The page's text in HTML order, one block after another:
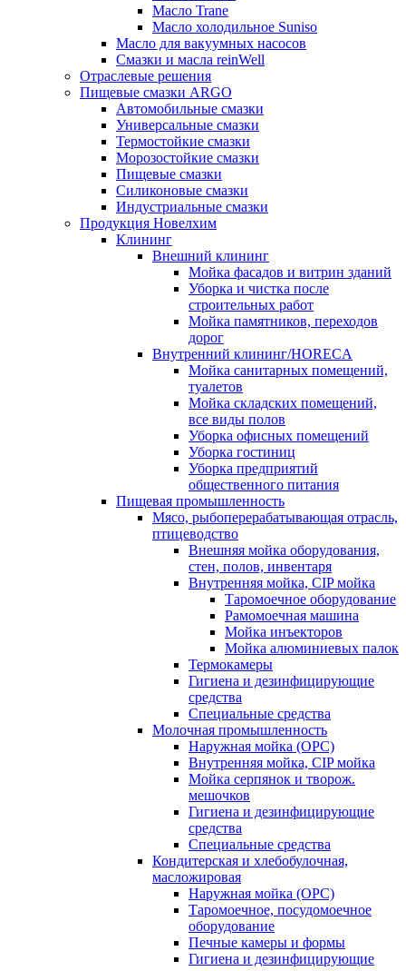
Масло Trane
Масло холодильное Suniso
Масло для вакуумных насосов
Смазки и масла reinWell
Отраслевые решения
Пищевые смазки ARGO
Автомобильные смазки
Универсальные смазки
Термостойкие смазки
Морозостойкие смазки
Пищевые смазки
Силиконовые смазки
Индустриальные смазки
Продукция Новелхим
Клининг
Внешний клининг
Мойка фасадов и витрин зданий
Уборка и чистка после
строительных работ
Мойка памятников, переходов
дорог
Внутренний клининг/HORECA
Мойка санитарных помещений,
туалетов
Мойка складских помещений,
все виды полов
Уборка офисных помещений
Уборка гостиниц
Уборка предприятий
общественного питания
Пищевая промышленность
Мясо, рыбоперерабатывающая отрасль,
птицеводство
Внешняя мойка оборудования,
стен, полов, инвентаря
Внутренняя мойка, CIP мойка
Таромоечное оборудование
Рамомоечная машина
Мойка инъекторов
Мойка алюминиевых палок
Термокамеры
Гигиена и дезинфицирующие
средства
Специальные средства
Молочная промышленность
Наружная мойка (ОРС)
Внутренняя мойка, CIP мойка
Мойка серпянок и творож.
мешочков
Гигиена и дезинфицирующие
средства
Специальные средства
Кондитерская и хлебобулочная,
масложировая
Наружная мойка (ОРС)
Таромоечное, посудомоечное
оборудование
Печные камеры и формы
Гигиена и дезинфицирующие